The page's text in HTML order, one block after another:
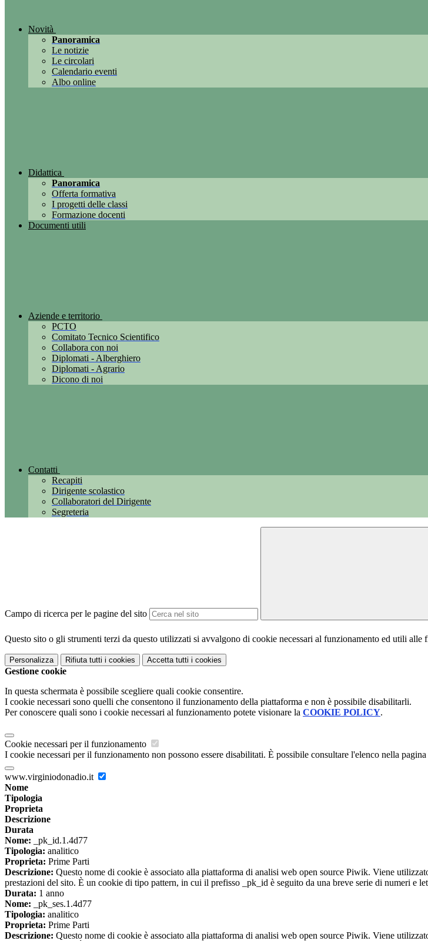
Novità
Panoramica
Le notizie
Le circolari
Calendario eventi
Albo online
Didattica
Panoramica
Offerta formativa
I progetti delle classi
Formazione docenti
Documenti utili
Aziende e territorio
PCTO
Comitato Tecnico Scientifico
Collabora con noi
Diplomati - Alberghiero
Diplomati - Agrario
Dicono di noi
Contatti
Recapiti
Dirigente scolastico
Collaboratori del Dirigente
Segreteria
Campo di ricerca per le pagine del sito
Questo sito o gli strumenti terzi da questo utilizzati si avvalgono di cookie necessari al funzionamento ed utili alle
Personalizza Rifiuta tutti i cookies Accetta tutti i cookies
Gestione cookie
In questa schermata è possibile scegliere quali cookie consentire.
I cookie necessari sono quelli che consentono il funzionamento della piattaforma e non è possibile disabilitarli.
Per conoscere quali sono i cookie necessari al funzionamento potete visionare la COOKIE POLICY.
Cookie necessari per il funzionamento
I cookie necessari per il funzionamento non possono essere disabilitati. È possibile consultare l'elenco nella
www.virginiodonadio.it
Nome
Tipologia
Proprieta
Descrizione
Durata
Nome: _pk_id.1.4d77
Tipologia: analitico
Proprieta: Prime Parti
Descrizione: Questo nome di cookie è associato alla piattaforma di analisi web open source Piwik. Viene
prestazioni del sito. È un cookie di tipo pattern, in cui il prefisso _pk_id è seguito da una breve serie di numeri e
Durata: 1 anno
Nome: _pk_ses.1.4d77
Tipologia: analitico
Proprieta: Prime Parti
Descrizione: Questo nome di cookie è associato alla piattaforma di analisi web open source Piwik. Viene